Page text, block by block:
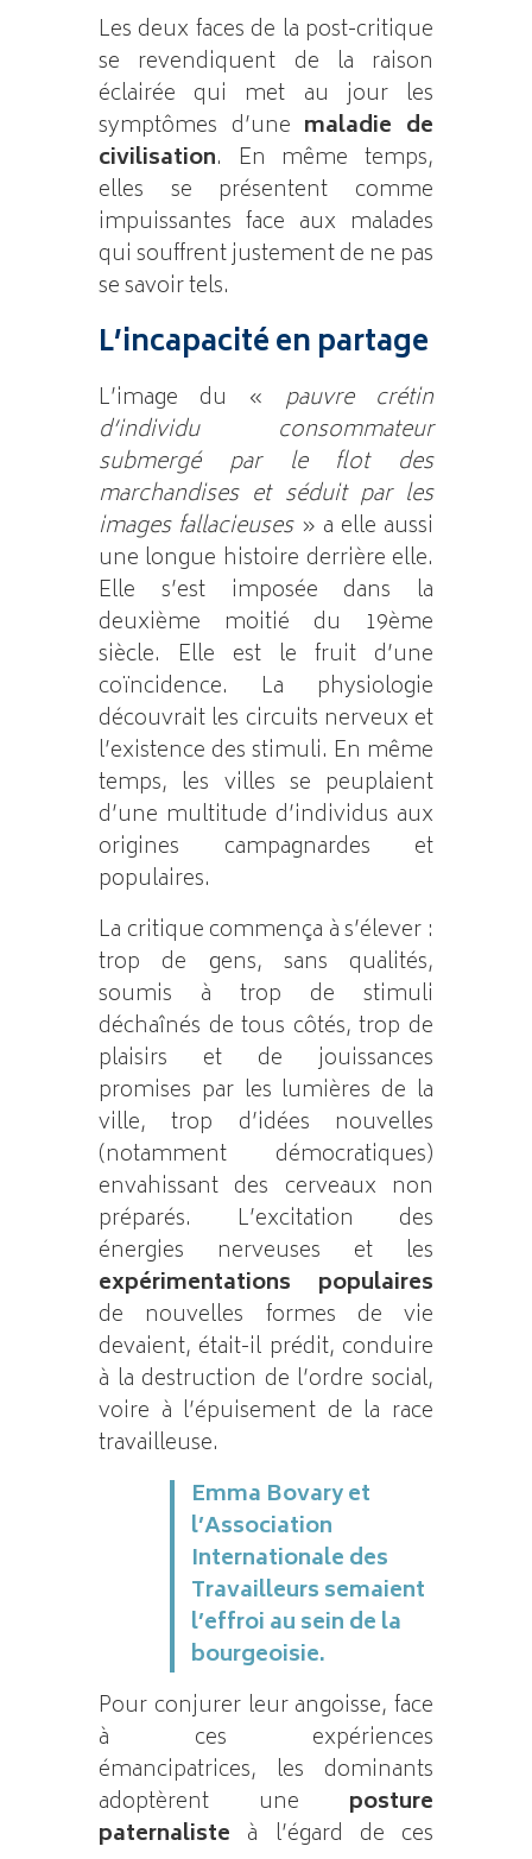
Les deux faces de la post-critique
se revendiquent de la raison
éclairée qui met au jour les
symptômes d’une maladie de
civilisation. En même temps,
elles se présentent comme
impuissantes face aux malades
qui souffrent justement de ne pas
se savoir tels.
L’incapacité en partage
L’image du « pauvre crétin
d’individu consommateur
submergé par le flot des
marchandises et séduit par les
images fallacieuses» a elle aussi
une longue histoire derrière elle.
Elle s’est imposée dans la
deuxième moitié du 19ème
siècle. Elle est le fruit d’une
coïncidence. La physiologie
découvrait les circuits nerveux et
l’existence des stimuli. En même
temps, les villes se peuplaient
d’une multitude d’individus aux
origines campagnardes et
populaires.
La critique commença à s’élever :
trop de gens, sans qualités,
soumis à trop de stimuli
déchaînés de tous côtés, trop de
plaisirs et de jouissances
promises par les lumières de la
ville, trop d’idées nouvelles
(notamment démocratiques)
envahissant des cerveaux non
préparés. L’excitation des
énergies nerveuses et les
expérimentations populaires
de nouvelles formes de vie
devaient, était-il prédit, conduire
à la destruction de l’ordre social,
voire à l’épuisement de la race
travailleuse.
Emma Bovary et
l’Association
Internationale des
Travailleurs semaient
l’effroi au sein de la
bourgeoisie.
Pour conjurer leur angoisse, face
à ces expériences
émancipatrices, les dominants
adoptèrent une posture
paternaliste à l’égard de ces